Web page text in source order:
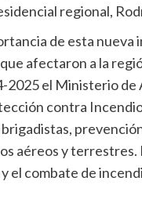
regional,
de esta
afectaron a la
2025 el Ministerio
contra
aéreos y
el combate de